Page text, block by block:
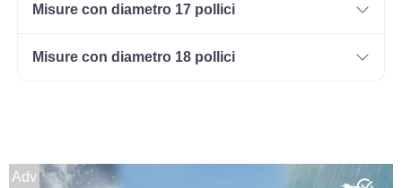
DEZENT Tn Silver 4 fori
Foro centrale: 60.1mm
Foro centrale: 54.1mm
Misure con diametro 17 pollici
Misure con diametro 18 pollici
Adv